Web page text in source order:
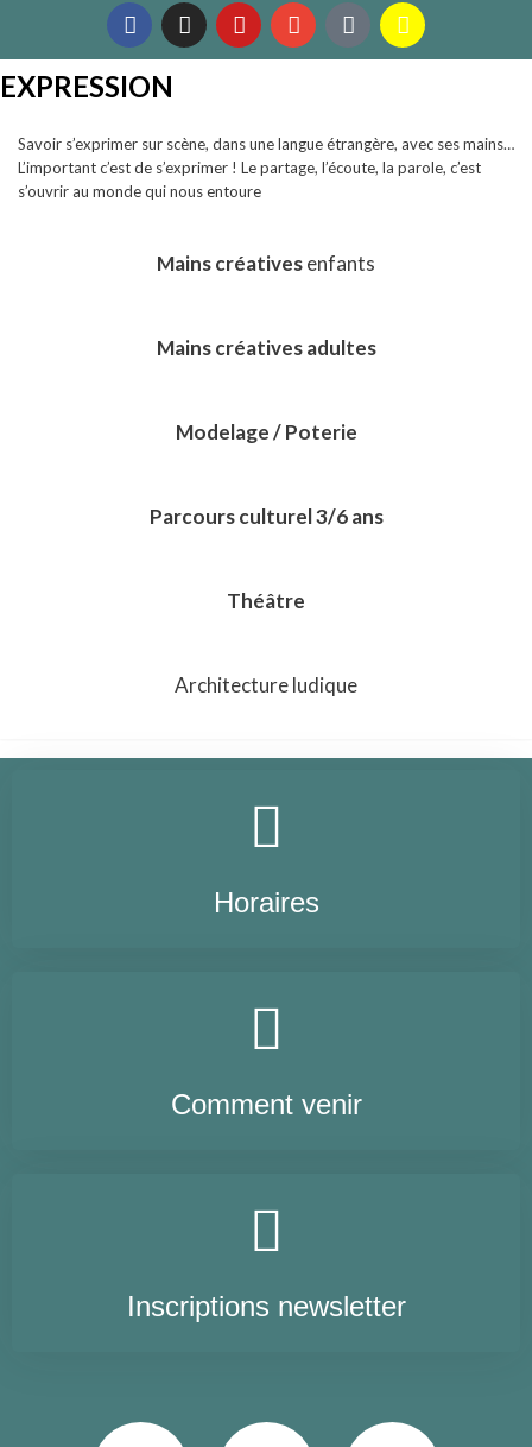
EXPRESSION
Savoir s’exprimer sur scène, dans une langue étrangère, avec ses mains…
L’important c’est de s’exprimer ! Le partage, l’écoute, la parole, c’est
s’ouvrir au monde qui nous entoure
Mains créativesenfants
Mains créatives adultes
Modelage / Poterie
Parcours culturel 3/6 ans
Théâtre
Architecture ludique
Horaires
Comment venir
Inscriptions newsletter